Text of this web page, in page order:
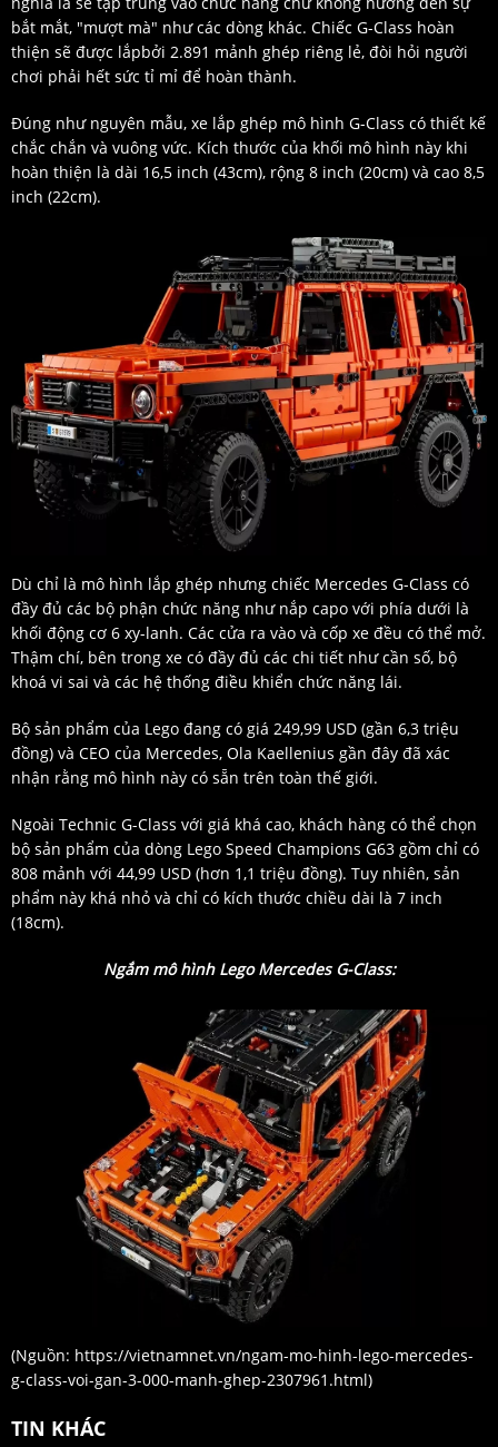
bắt mắt, "mượt mà" như các dòng khác. Chiếc G-Class hoàn
thiện sẽ được lắpbởi 2.891 mảnh ghép riêng lẻ, đòi hỏi người
chơi phải hết sức tỉ mỉ để hoàn thành.
Đúng như nguyên mẫu, xe lắp ghép mô hình G-Class có thiết kế
chắc chắn và vuông vức. Kích thước của khối mô hình này khi
hoàn thiện là dài 16,5 inch (43cm), rộng 8 inch (20cm) và cao 8,5
inch (22cm).
Dù chỉ là mô hình lắp ghép nhưng chiếc Mercedes G-Class có
đầy đủ các bộ phận chức năng như nắp capo với phía dưới là
khối động cơ 6 xy-lanh. Các cửa ra vào và cốp xe đều có thể mở.
Thậm chí, bên trong xe có đầy đủ các chi tiết như cần số, bộ
khoá vi sai và các hệ thống điều khiển chức năng lái.
Bộ sản phẩm của Lego đang có giá 249,99 USD (gần 6,3 triệu
đồng) và CEO của Mercedes, Ola Kaellenius gần đây đã xác
nhận rằng mô hình này có sẵn trên toàn thế giới.
Ngoài Technic G-Class với giá khá cao, khách hàng có thể chọn
bộ sản phẩm của dòng Lego Speed ​​Champions G63 gồm chỉ có
808 mảnh với 44,99 USD (hơn 1,1 triệu đồng). Tuy nhiên, sản
phẩm này khá nhỏ và chỉ có kích thước chiều dài là 7 inch
(18cm).
Ngắm mô hình Lego Mercedes G-Class:
(Nguồn: https://vietnamnet.vn/ngam-mo-hinh-lego-mercedes-
g-class-voi-gan-3-000-manh-ghep-2307961.html)
TIN KHÁC